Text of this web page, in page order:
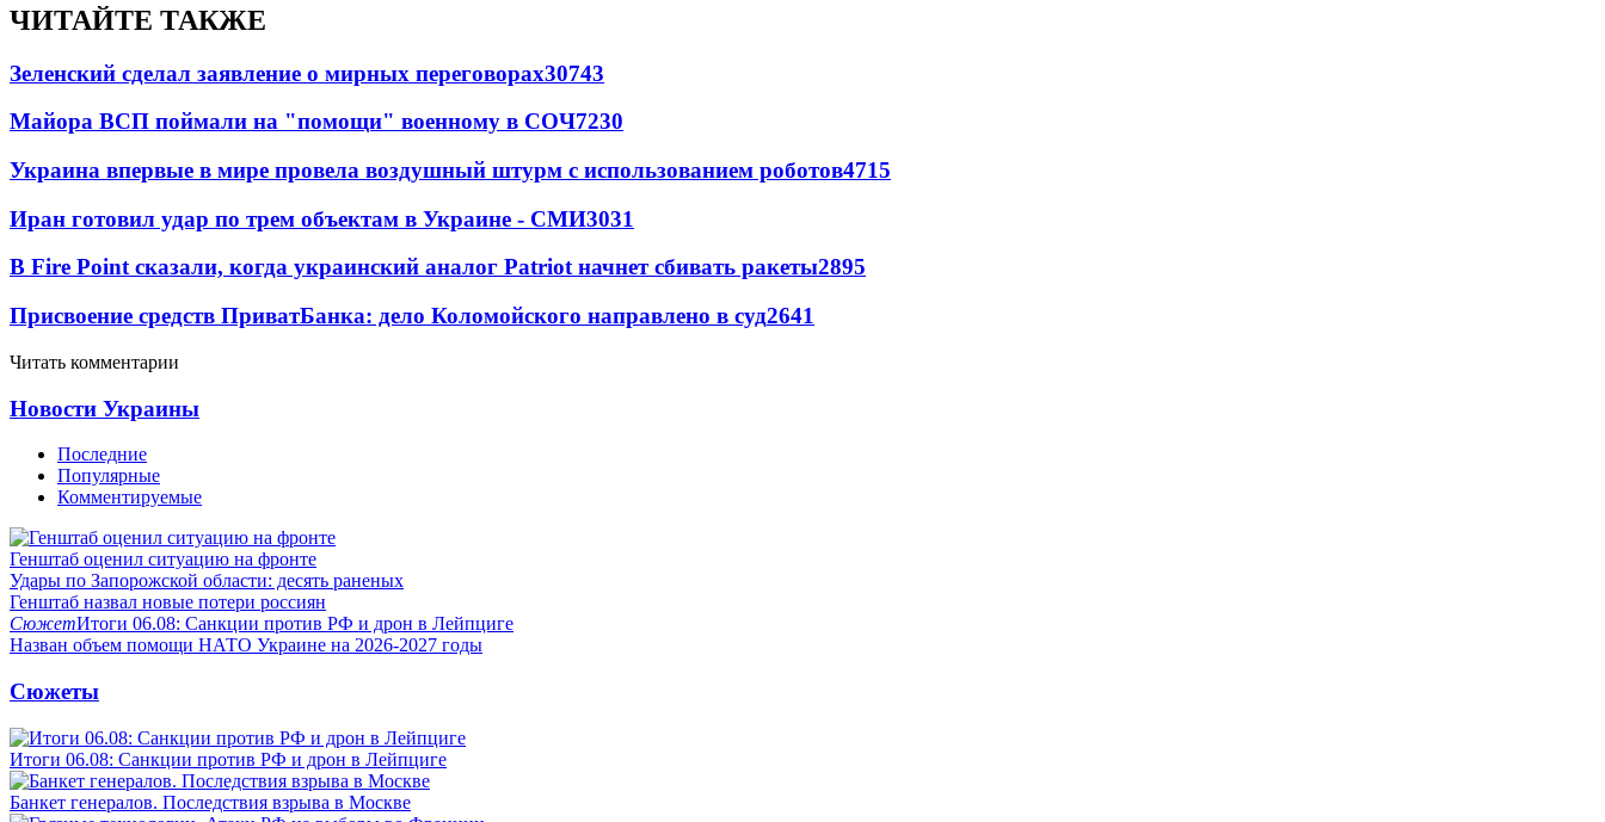
ЧИТАЙТЕ ТАКЖЕ
Зеленский сделал заявление о мирных переговорах30743
Майора ВСП поймали на "помощи" военному в СОЧ7230
Украина впервые в мире провела воздушный штурм с использованием роботов4715
Иран готовил удар по трем объектам в Украине - СМИ3031
В Fire Point сказали, когда украинский аналог Patriot начнет сбивать ракеты2895
Присвоение средств ПриватБанка: дело Коломойского направлено в суд2641
Читать комментарии
Новости Украины
Последние
Популярные
Комментируемые
Генштаб оценил ситуацию на фронте
Удары по Запорожской области: десять раненых
Генштаб назвал новые потери россиян
СюжетИтоги 06.08: Санкции против РФ и дрон в Лейпциге
Назван объем помощи НАТО Украине на 2026-2027 годы
Сюжеты
Итоги 06.08: Санкции против РФ и дрон в Лейпциге
Банкет генералов. Последствия взрыва в Москве